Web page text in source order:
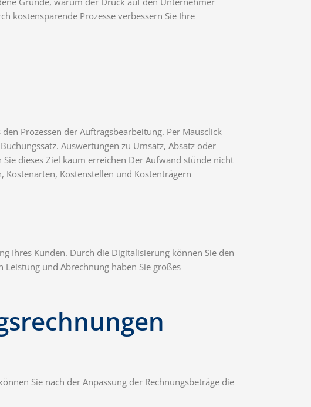
kostensparende Prozesse verbessern Sie Ihre
Prozessen der Auftragsbearbeitung. Per Mausclick
Auswertungen zu Umsatz, Absatz oder
dieses Ziel kaum erreichen Der Aufwand stünde nicht
Kostenstellen und Kostenträgern
Ihres Kunden. Durch die Digitalisierung können Sie den
und Abrechnung haben Sie großes
Sie nach der Anpassung der Rechnungsbeträge die